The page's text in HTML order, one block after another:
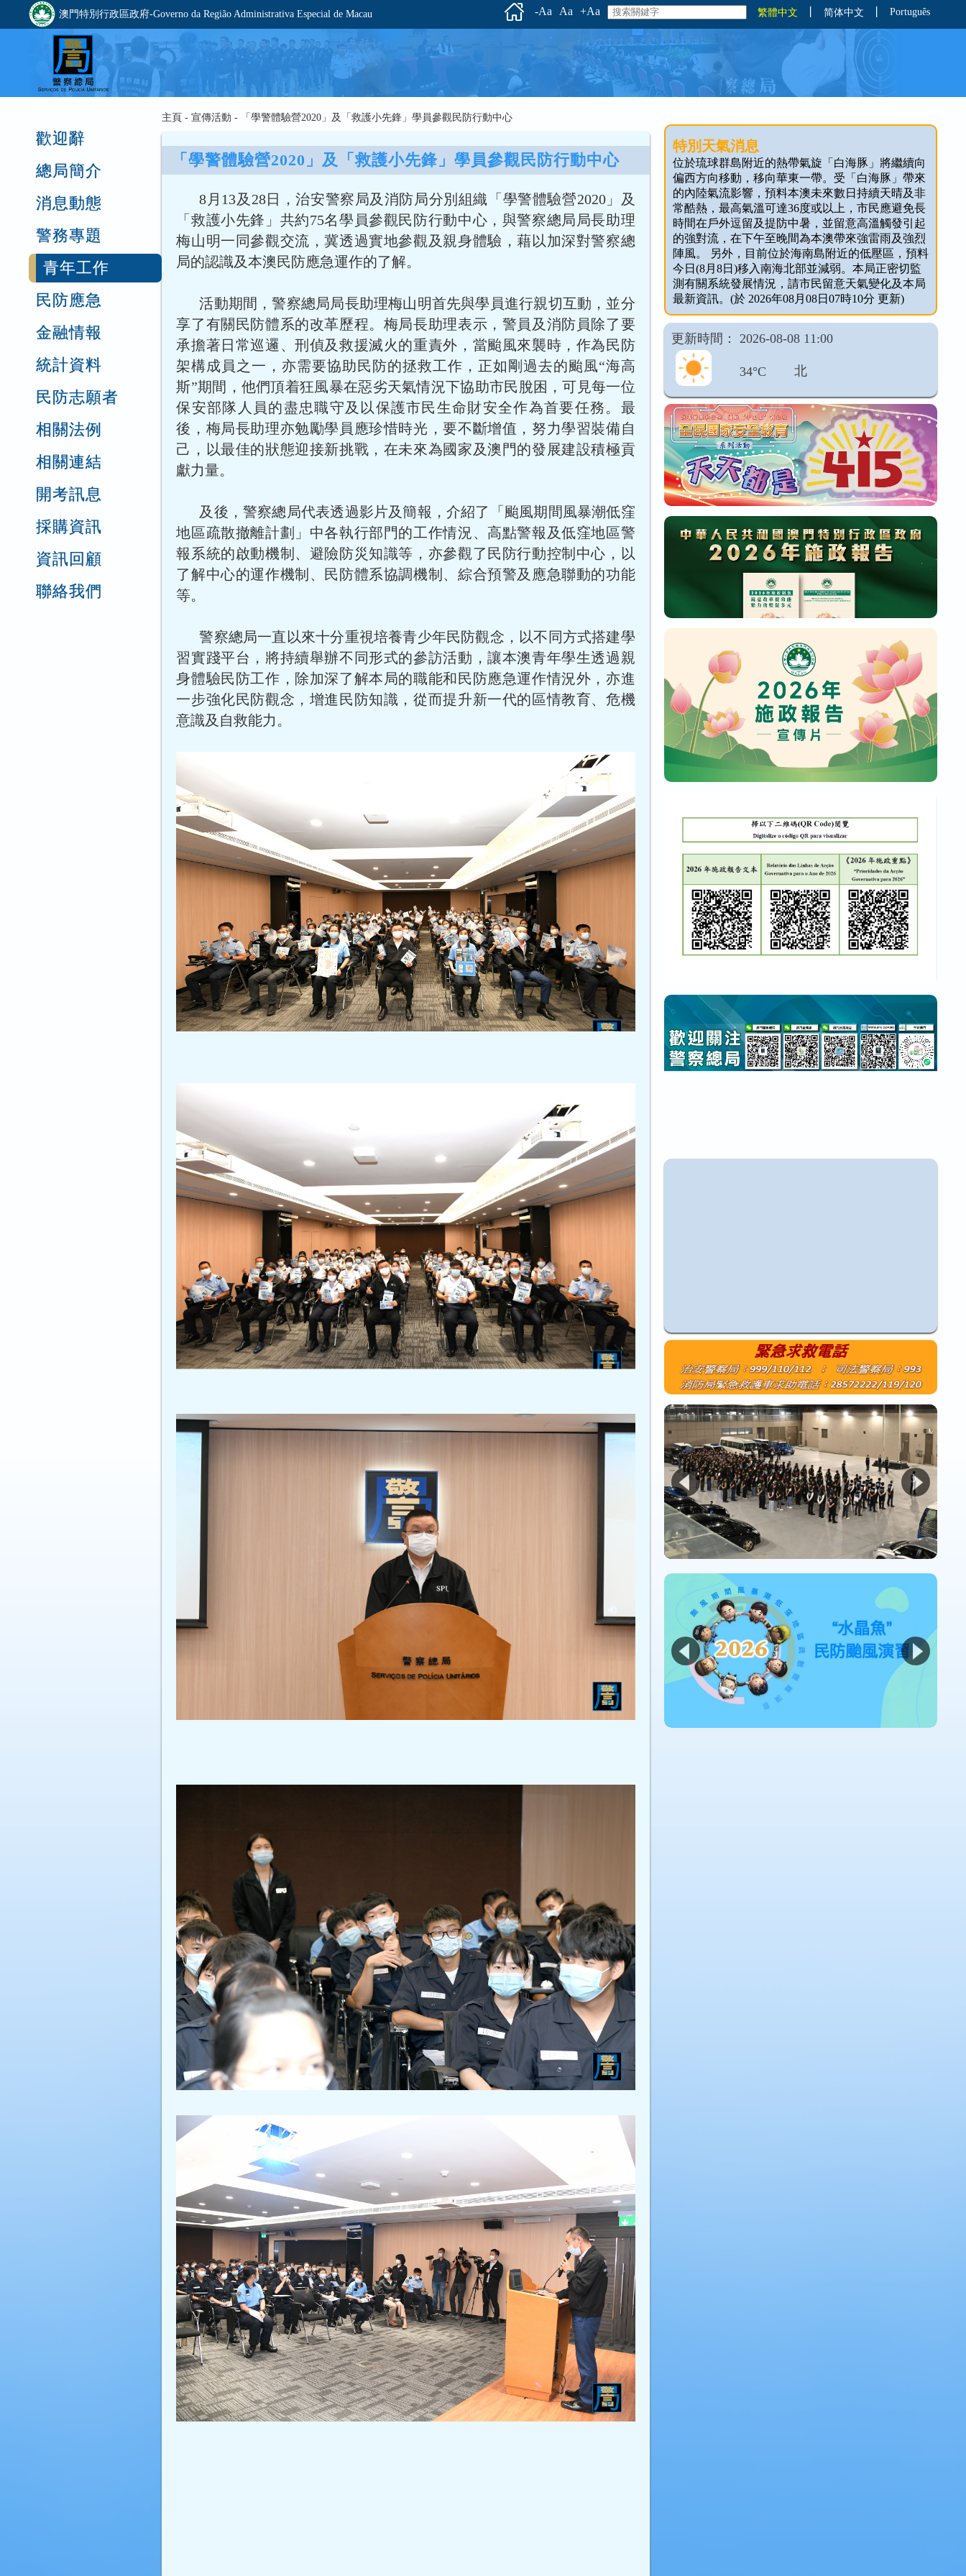
澳門特別行政區政府-Governo da Região Administrativa Especial de Macau -Aa Aa +Aa 繁體中文 简体中文 Português
歡迎辭
總局簡介
消息動態
警務專題
青年工作
民防應急
金融情報
統計資料
民防志願者
相關法例
相關連結
開考訊息
採購資訊
資訊回顧
聯絡我們
主頁 - 宣傳活動 - 「學警體驗營2020」及「救護小先鋒」學員參觀民防行動中心
「學警體驗營2020」及「救護小先鋒」學員參觀民防行動中心
8月13及28日，治安警察局及消防局分別組織「學警體驗營2020」及
「救護小先鋒」共約75名學員參觀民防行動中心，與警察總局局長助理
梅山明一同參觀交流，冀透過實地參觀及親身體驗，藉以加深對警察總
局的認識及本澳民防應急運作的了解。
活動期間，警察總局局長助理梅山明首先與學員進行親切互動，並分
享了有關民防體系的改革歷程。梅局長助理表示，警員及消防員除了要
承擔著日常巡邏、刑偵及救援滅火的重責外，當颱風來襲時，作為民防
架構成員之一，亦需要協助民防的拯救工作，正如剛過去的颱風“海高
斯”期間，他們頂着狂風暴在惡劣天氣情況下協助市民脫困，可見每一位
保安部隊人員的盡忠職守及以保護市民生命財安全作為首要任務。最
後，梅局長助理亦勉勵學員應珍惜時光，要不斷增值，努力學習裝備自
己，以最佳的狀態迎接新挑戰，在未來為國家及澳門的發展建設積極貢
獻力量。
及後，警察總局代表透過影片及簡報，介紹了「颱風期間風暴潮低窪
地區疏散撤離計劃」中各執行部門的工作情況、高點警報及低窪地區警
報系統的啟動機制、避險防災知識等，亦參觀了民防行動控制中心，以
了解中心的運作機制、民防體系協調機制、綜合預警及應急聯動的功能
等。
警察總局一直以來十分重視培養青少年民防觀念，以不同方式搭建學
習實踐平台，將持續舉辦不同形式的參訪活動，讓本澳青年學生透過親
身體驗民防工作，除加深了解本局的職能和民防應急運作情況外，亦進
一步強化民防觀念，增進民防知識，從而提升新一代的區情教育、危機
意識及自救能力。
特別天氣消息
位於琉球群島附近的熱帶氣旋「白海豚」將繼續向
偏西方向移動，移向華東一帶。受「白海豚」帶來
的內陸氣流影響，預料本澳未來數日持續天晴及非
常酷熱，最高氣溫可達36度或以上，市民應避免長
時間在戶外逗留及提防中暑，並留意高溫觸發引起
的強對流，在下午至晚間為本澳帶來強雷雨及強烈
陣風。 另外，目前位於海南島附近的低壓區，預料
今日(8月8日)移入南海北部並減弱。本局正密切監
測有關系統發展情況，請市民留意天氣變化及本局
最新資訊。(於 2026年08月08日07時10分 更新)
更新時間： 2026-08-08 11:00
北
1 2 3 4